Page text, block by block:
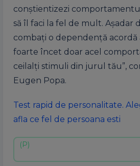
conştientizezi
să îl faci la fel de mult. Aşadar
combaţi o dependenţă acordă
foarte încet doar acel
ceilalți stimuli din jurul tău”,
Eugen Popa.
Test rapid de personalitate.
afla ce fel de persoana esti